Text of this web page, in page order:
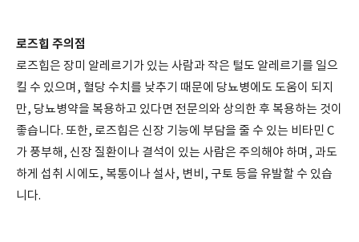
로즈힙 주의점
로즈힙은 장미 알레르기가 있는 사람과 작은 털도 알레르기를 일으
킬 수 있으며, 혈당 수치를 낮추기 때문에 당뇨병에도 도움이 되지
만, 당뇨병약을 복용하고 있다면 전문의와 상의한 후 복용하는 것이
좋습니다. 또한, 로즈힙은 신장 기능에 부담을 줄 수 있는 비타민 C
가 풍부해, 신장 질환이나 결석이 있는 사람은 주의해야 하며, 과도
하게 섭취 시에도, 복통이나 설사, 변비, 구토 등을 유발할 수 있습
니다.